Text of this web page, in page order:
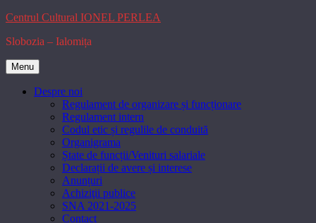
Skip
content
Centrul Cultural IONEL PERLEA
Slobozia – Ialomița
Menu
Despre noi
Regulament de organizare și funcționare
Regulament intern
Codul etic și regulile de conduită
Organigrama
Ștate de funcții/Venituri salariale
Declarații de avere și interese
Anunțuri
Achiziţii publice
SNA 2021-2025
Contact